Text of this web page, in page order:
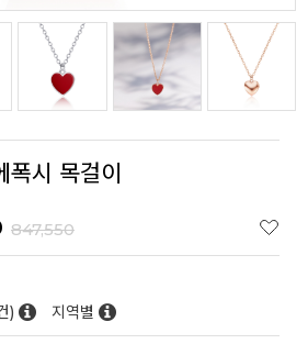
시 목걸이
847,550
) 지역별